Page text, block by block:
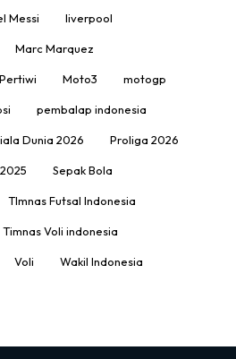
Messi liverpool
Marc Marquez
Moto3 motogp
pembalap indonesia
Dunia 2026 Proliga 2026
Sepak Bola
TImnas Futsal Indonesia
Timnas Voli indonesia
Voli Wakil Indonesia